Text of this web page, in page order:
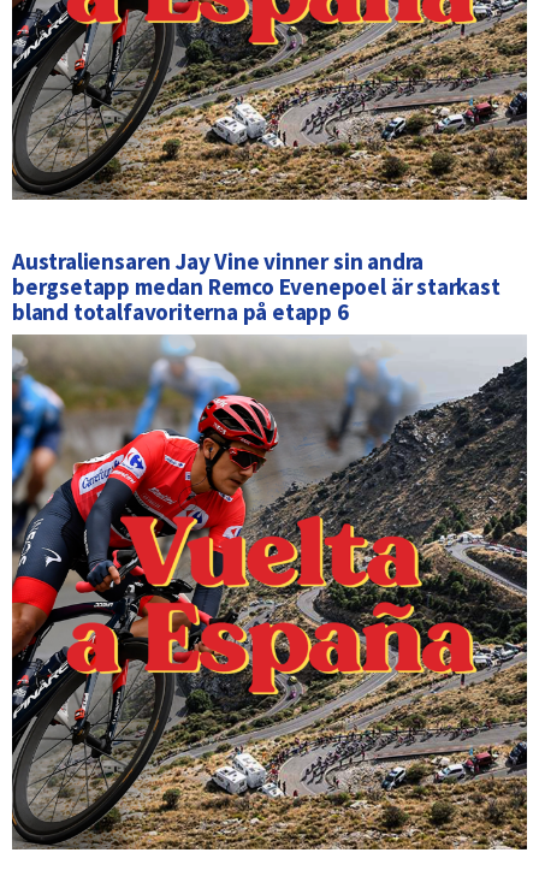
Australiensaren Jay Vine vinner sin andra
bergsetapp medan Remco Evenepoel är starkast
bland totalfavoriterna på etapp 6